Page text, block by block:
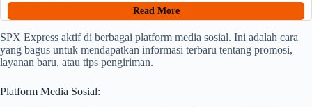
Read More
SPX Express aktif di berbagai platform media sosial. Ini adalah cara
yang bagus untuk mendapatkan informasi terbaru tentang promosi,
layanan baru, atau tips pengiriman.
Platform Media Sosial: